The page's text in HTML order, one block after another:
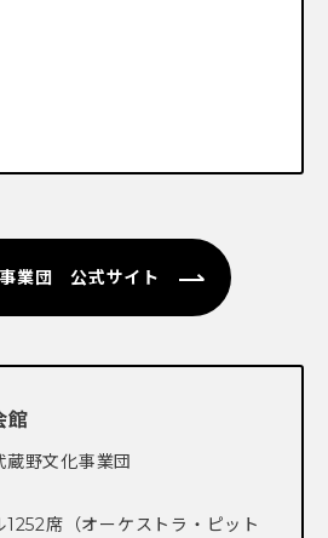
業団 公式サイト
館
蔵野文化事業団
1252席（オーケストラ・ピット